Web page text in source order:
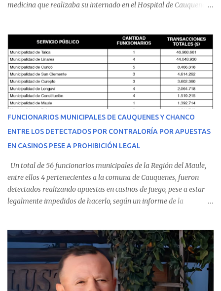
medicina que realizaba su internado en el Hospital de Cauquenes.
malestares físicos. Dada la complejidad de su estado de salud, el
equipo médico determinó su traslado de urgencia al Hospital
Regional de Talca y dado la urgencia la ambulancia partió hacia
Talca con escolta de Carabineros. En medio del traslado, el
estudiante de medicina de 25 años, se agravó y pese a los esfuerzos
del personal de emergencia terminó falleciendo, sin alcanzar a
recibir atención especializada en el centro de destino. Apenas se
conoció la gravedad de su condición, sus padres —residentes en
Villarrica— se trasladaron a Cauquenes con la esperanza de una
evolución favorable. No obstante, alrededo...
FUNCIONARIOS MUNICIPALES DE CAUQUENES Y CHANCO
ENTRE LOS DETECTADOS POR CONTRALORÍA POR APUESTAS
EN CASINOS PESE A PROHIBICIÓN LEGAL
Un total de 56 funcionarios municipales de la Región del Maule,
entre ellos 4 pertenecientes a la comuna de Cauquenes, fueron
detectados realizando apuestas en casinos de juego, pese a estar
legalmente impedidos de hacerlo, según un informe de la
estableció que estos funcionarios —quienes administran o
custodian fondos públicos— efectuaron transacciones por un
monto total de $116.075.918 entre enero de 2024 y junio de 2025.
En el detalle regional, se indica que en la comuna de Cauquenes se
identificó a cuatro funcionarios involucrados en este tipo de